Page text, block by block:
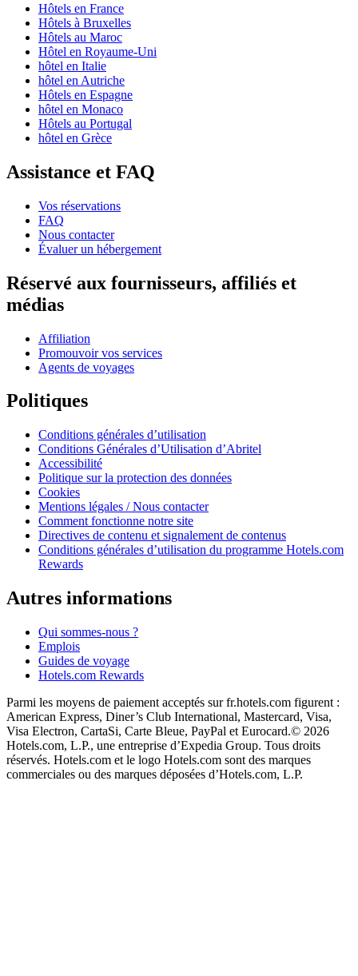
Hôtels en France
Hôtels à Bruxelles
Hôtels au Maroc
Hôtel en Royaume-Uni
hôtel en Italie
hôtel en Autriche
Hôtels en Espagne
hôtel en Monaco
Hôtels au Portugal
hôtel en Grèce
Assistance et FAQ
Vos réservations
FAQ
Nous contacter
Évaluer un hébergement
Réservé aux fournisseurs, affiliés et
médias
Affiliation
Promouvoir vos services
Agents de voyages
Politiques
Conditions générales d’utilisation
Conditions Générales d’Utilisation d’Abritel
Accessibilité
Politique sur la protection des données
Cookies
Mentions légales / Nous contacter
Comment fonctionne notre site
Directives de contenu et signalement de contenus
Conditions générales d’utilisation du programme Hotels.com
Rewards
Autres informations
Qui sommes-nous ?
Emplois
Guides de voyage
Hotels.com Rewards
Parmi les moyens de paiement acceptés sur fr.hotels.com figurent :
American Express, Diner’s Club International, Mastercard, Visa,
Visa Electron, CartaSi, Carte Bleue, PayPal et Eurocard.© 2026
Hotels.com, L.P., une entreprise d’Expedia Group. Tous droits
réservés. Hotels.com et le logo Hotels.com sont des marques
commerciales ou des marques déposées d’Hotels.com, L.P.